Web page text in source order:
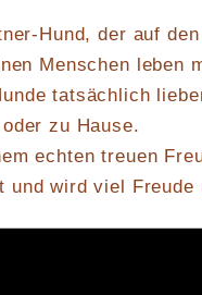
Hund, der auf
Menschen leben
tatsächlich
zu Hause.
echten treuen
und wird viel